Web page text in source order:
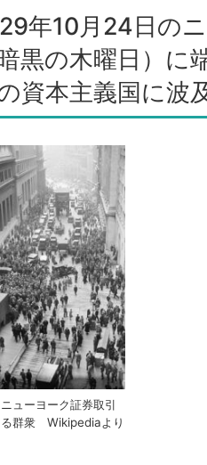
年10月24日の
暗黒の木曜日）
資本主義国に波
ューヨーク証券取引
る群衆 Wikipediaより